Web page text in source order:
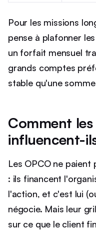
Pour les missions
pense à plafonner
un forfait mensuel
grands comptes
stable qu'une
Comment les
influencent-
Les OPCO ne
: ils financent
l'action, et c'est lui
négocie. Mais leur
sur ce que le client